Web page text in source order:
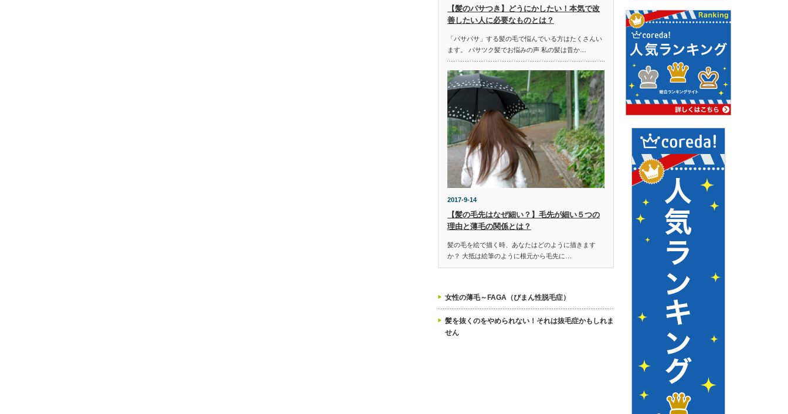
【髪のパサつき】どうにかしたい！本気で改
善したい人に必要なものとは？
「パサパサ」する髪の毛で悩んでいる方はたくさんい
ます。 パサツク髪でお悩みの声 私の髪は昔か…
2017-9-14
【髪の毛先はなぜ細い？】毛先が細い５つの
理由と薄毛の関係とは？
髪の毛を絵で描く時、あなたはどのように描きます
か？ 大抵は絵筆のように根元から毛先に…
女性の薄毛～FAGA（びまん性脱毛症）
髪を抜くのをやめられない！それは抜毛症かもしれま
せん